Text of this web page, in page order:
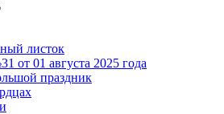
листок
от 01 августа 2025 года
праздник